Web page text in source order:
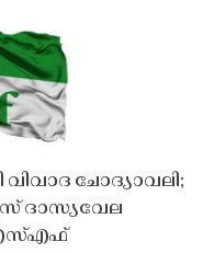
ചോദ്യാവലി;
ദാസ്യവേല